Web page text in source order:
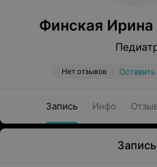
Финская Ирина
Нет отзывов
Запись Инфо
Запись